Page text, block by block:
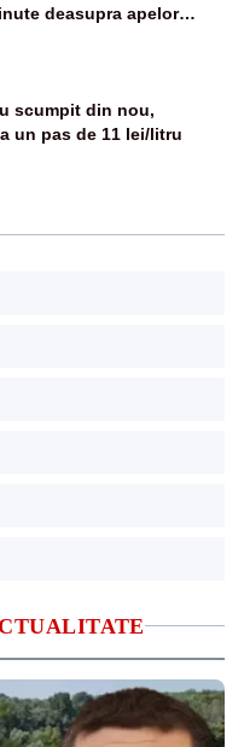
deasupra apelor
ridicate două F-16
scumpit din nou,
un pas de 11 lei/litru